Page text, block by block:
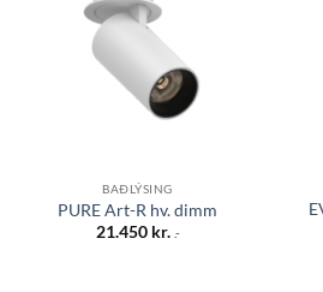
BAÐLÝSING
PURE Art-R hv. dimm
21.450 kr. .-